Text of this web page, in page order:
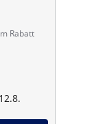
Rabatt